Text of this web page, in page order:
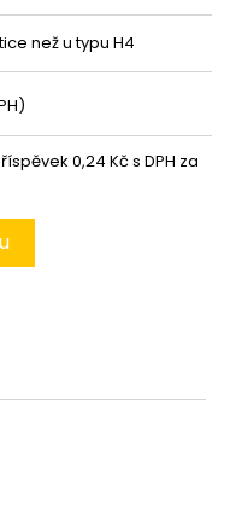
než u typu H4
0,24 Kč s DPH za